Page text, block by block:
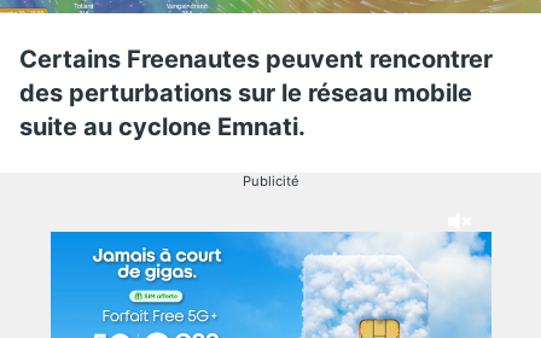
Certains Freenautes peuvent rencontrer
des perturbations sur le réseau mobile
suite au cyclone Emnati.
Publicité